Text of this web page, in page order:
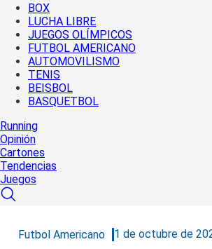
BOX
LUCHA LIBRE
JUEGOS OLÍMPICOS
FUTBOL AMERICANO
AUTOMOVILISMO
TENIS
BEISBOL
BASQUETBOL
Running
Opinión
Cartones
Tendencias
Juegos
Futbol Americano 1 de octubre de